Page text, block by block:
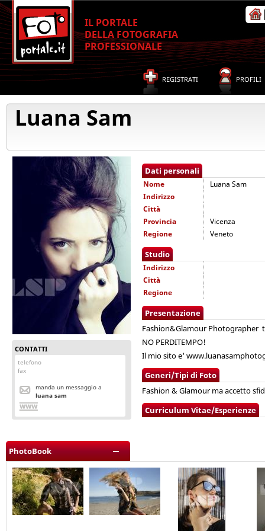
IL PORTALE
DELLA FOTOGRAFIA
PROFESSIONALE
REGISTRATI PROFILI
Luana Sam
CONTATTI
telefono
fax
manda un messaggio a
luana sam
Dati personali
Nome
Luana Sam
Indirizzo
Città
Provincia
Vicenza
Regione
Veneto
Studio
Indirizzo
Città
Regione
Presentazione
Fashion&Glamour Photographer
NO PERDITEMPO!
Il mio sito e'
Generi/Tipi di Foto
Fashion & Glamour ma accetto
Curriculum Vitae/Esperienze
PhotoBook